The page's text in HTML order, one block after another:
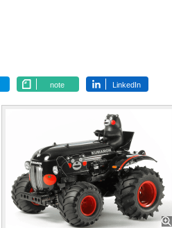
note LinkedIn